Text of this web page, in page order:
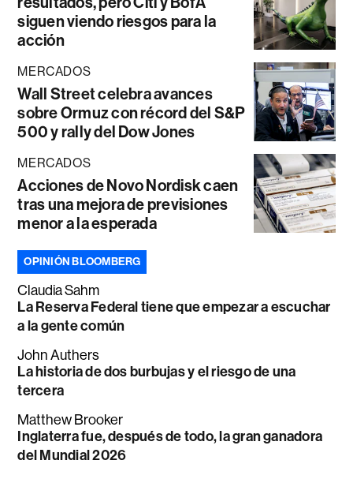
siguen viendo riesgos para la
acción
MERCADOS
Wall Street celebra avances
sobre Ormuz con récord del S&P
500 y rally del Dow Jones
MERCADOS
Acciones de Novo Nordisk caen
tras una mejora de previsiones
menor a la esperada
OPINIÓN BLOOMBERG
Claudia Sahm
La Reserva Federal tiene que empezar a escuchar
a la gente común
John Authers
La historia de dos burbujas y el riesgo de una
tercera
Matthew Brooker
Inglaterra fue, después de todo, la gran ganadora
del Mundial 2026